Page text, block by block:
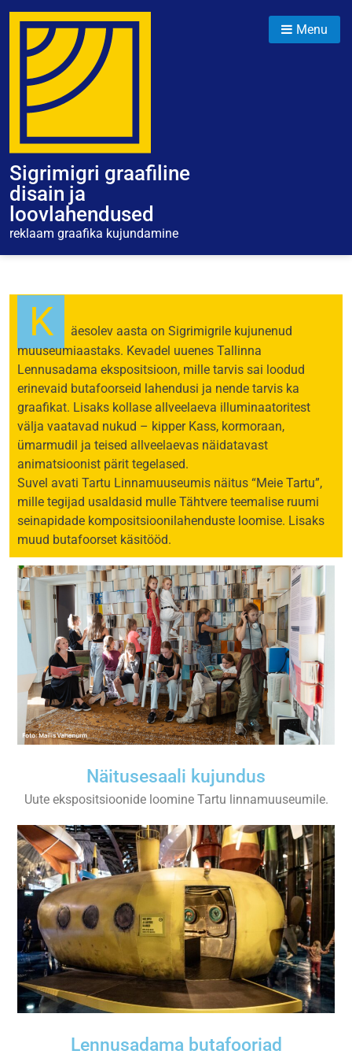
Sigrimigri graafiline
disain ja
loovlahendused
reklaam graafika kujundamine
Menu
K
äesolev aasta on Sigrimigrile kujunenud
muuseumiaastaks. Kevadel uuenes Tallinna
Lennusadama ekspositsioon, mille tarvis sai loodud
erinevaid butafoorseid lahendusi ja nende tarvis ka
graafikat. Lisaks kollase allveelaeva illuminaatoritest
välja vaatavad nukud – kipper Kass, kormoraan,
ümarmudil ja teised allveelaevas näidatavast
animatsioonist pärit tegelased.
Suvel avati Tartu Linnamuuseumis näitus “Meie Tartu”,
mille tegijad usaldasid mulle Tähtvere teemalise ruumi
seinapidade kompositsioonilahenduste loomise. Lisaks
muud butafoorset käsitööd.
Näitusesaali kujundus
Uute ekspositsioonide loomine Tartu linnamuuseumile.
Lennusadama butafooriad